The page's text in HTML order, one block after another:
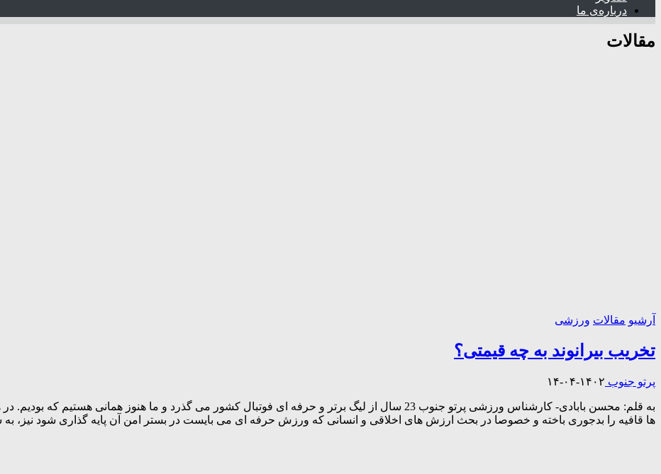
درباره‌ی ما
مقالات
آرشیو مقالات ورزشی
تخریب بیرانوند به چه قیمتی؟
پرتو جنوب ۱۴۰۲-۰۴-۱۴
به قلم: محسن بابادی- کارشناس ورزشی پرتو جنوب 23 سال از لیگ برتر و حرفه ای فوتبال کشور می گذرد و ما هنوز
ها قافیه را بدجوری باخته و خصوصا در بحث ارزش های اخلاقی و انسانی که ورزش حرفه ای می بایست در بستر امن آن پایه گذاری شود نیز،